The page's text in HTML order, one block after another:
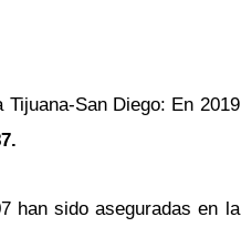
San Diego: En 2019
han sido aseguradas en la